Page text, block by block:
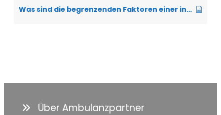
Was sind die begrenzenden Faktoren einer invasiven Beatmung?
Über Ambulanzpartner